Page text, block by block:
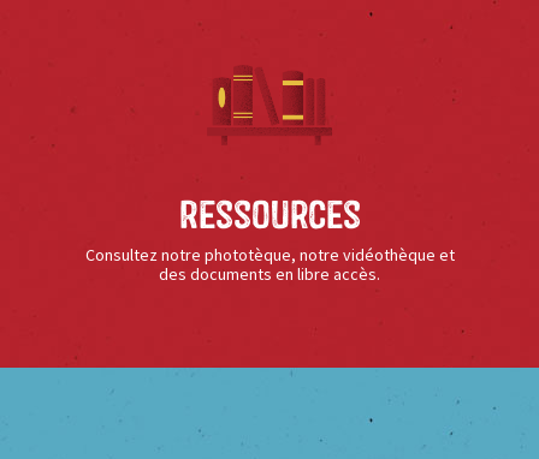
Ressources
Consultez notre phototèque, notre vidéothèque et
des documents en libre accès.